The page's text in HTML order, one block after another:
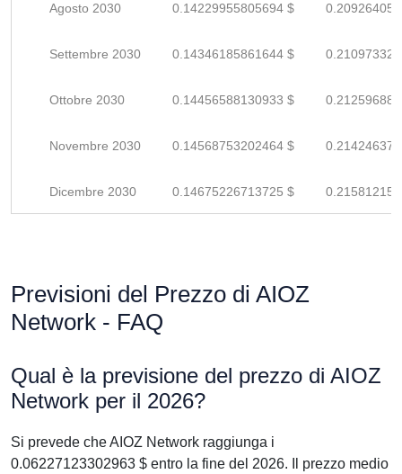
Agosto 2030 0.14229955805694 $
Settembre 2030 0.14346185861644 $
Ottobre 2030 0.14456588130933 $
Novembre 2030 0.14568753202464 $
Dicembre 2030 0.14675226713725 $
Previsioni del Prezzo di AIOZ
Network - FAQ
Qual è la previsione del prezzo di AIOZ
Network per il 2026?
Si prevede che AIOZ Network raggiunga i
0.06227123302963 $ entro la fine del 2026. Il prezzo medio